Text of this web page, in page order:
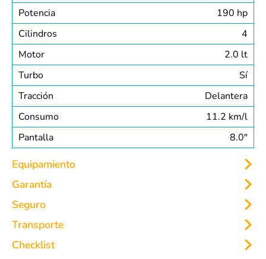
Potencia
190 hp
Cilindros
4
Motor
2.0 lt
Turbo
Sí
Tracción
Delantera
Consumo
11.2 km/l
Pantalla
8.0″
Equipamiento
INTERIOR
SEGURIDAD
Sensor de estacionamiento trasera
Garantía
Seguro
Transporte
Para hacerlo más fácil, siempre tiene la opción de
Checklist